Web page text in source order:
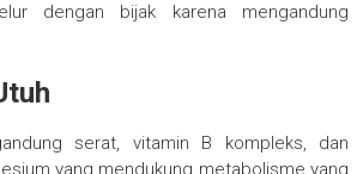
dengan bijak karena mengandung
serat, vitamin B kompleks, dan